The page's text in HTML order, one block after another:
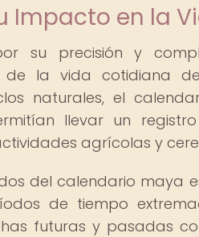
Impacto en la
su precisión y
la vida cotidiana
naturales, el
llevar un
agrícolas y
del calendario maya
de tiempo
futuras y pasadas